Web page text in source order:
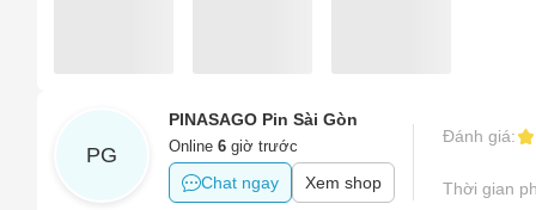
PG
PINASAGO Pin Sài Gòn
Online 6 giờ trước
Chat ngay Xem shop
Đánh giá:
Thời gian
Khác
Email